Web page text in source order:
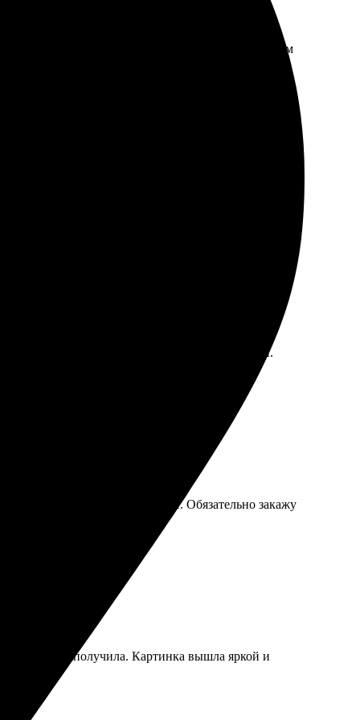
порадовала. Доставка была даже раньше, чем
внимательный и дружелюбный, помогли
Буду обращаться снова!
Получила готовые работы в короткие сроки.
высоте, цветопередача радует. Обязательно закажу
пару дней получила. Картинка вышла яркой и